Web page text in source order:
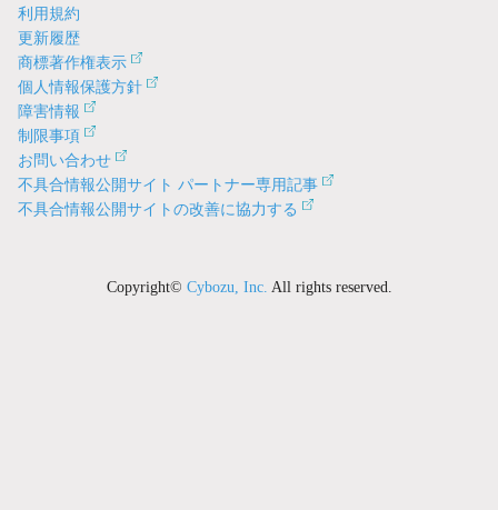
利用規約
更新履歴
商標著作権表示
個人情報保護方針
障害情報
制限事項
お問い合わせ
不具合情報公開サイト パートナー専用記事
不具合情報公開サイトの改善に協力する
Copyright© Cybozu, Inc. All rights reserved.